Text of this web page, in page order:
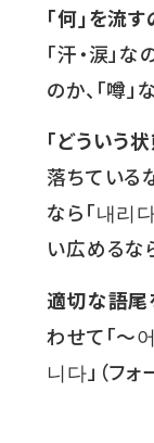
「何」を流
「汗・涙」な
のか、「噂
「どういう
落ちている
なら「내리
い広めるな
適切な語尾
わせて「〜
니다」（フ